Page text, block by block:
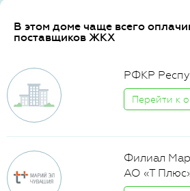
В этом доме чаще всего
поставщиков ЖКХ
РФКР
Перейти к
Филиал
АО «Т